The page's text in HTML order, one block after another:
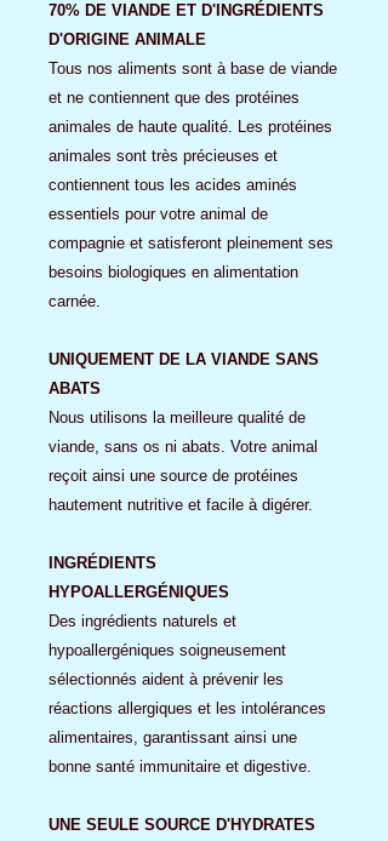
70% DE VIANDE ET D'INGRÉDIENTS
D'ORIGINE ANIMALE
Tous nos aliments sont à base de viande
et ne contiennent que des protéines
animales de haute qualité. Les protéines
animales sont très précieuses et
contiennent tous les acides aminés
essentiels pour votre animal de
compagnie et satisferont pleinement ses
besoins biologiques en alimentation
carnée.
UNIQUEMENT DE LA VIANDE SANS
ABATS
Nous utilisons la meilleure qualité de
viande, sans os ni abats. Votre animal
reçoit ainsi une source de protéines
hautement nutritive et facile à digérer.
INGRÉDIENTS
HYPOALLERGÉNIQUES
Des ingrédients naturels et
hypoallergéniques soigneusement
sélectionnés aident à prévenir les
réactions allergiques et les intolérances
alimentaires, garantissant ainsi une
bonne santé immunitaire et digestive.
UNE SEULE SOURCE D'HYDRATES